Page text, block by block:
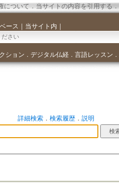
について．当サイトの内容を引用する ．
ース ｜ 当サイト内 ｜
ション ． デジタル仏経． 言語レッスン ．
詳細検索． 検索履歴． 説明